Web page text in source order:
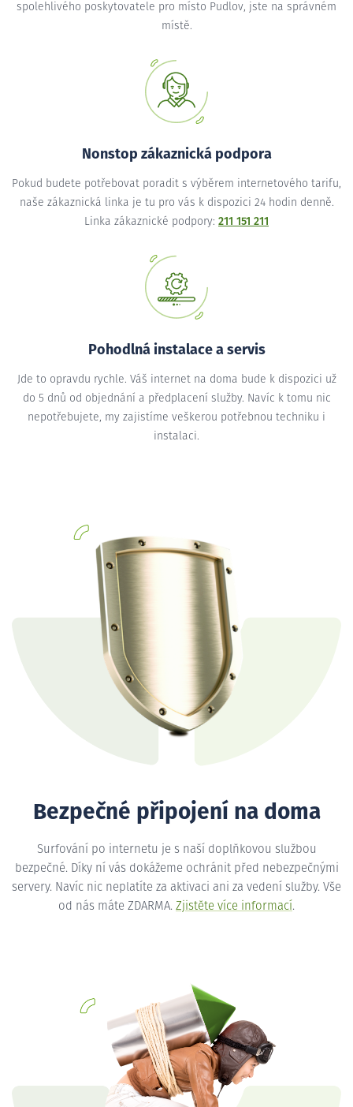
spolehlivého poskytovatele pro místo Pudlov, jste na správném
místě.
Nonstop zákaznická podpora
Pokud budete potřebovat poradit s výběrem internetového tarifu,
naše zákaznická linka je tu pro vás k dispozici 24 hodin denně.
Linka zákaznické podpory: 211 151 211
Pohodlná instalace a servis
Jde to opravdu rychle. Váš internet na doma bude k dispozici už
do 5 dnů od objednání a předplacení služby. Navíc k tomu nic
nepotřebujete, my zajistíme veškerou potřebnou techniku i
instalaci.
Bezpečné připojení na doma
Surfování po internetu je s naší doplňkovou službou
bezpečné. Díky ní vás dokážeme ochránit před nebezpečnými
servery. Navíc nic neplatíte za aktivaci ani za vedení služby. Vše
od nás máte ZDARMA. Zjistěte více informací.